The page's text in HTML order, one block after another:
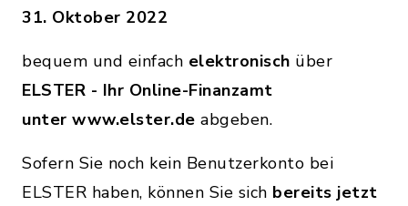
31. Oktober 2022
bequem und einfach elektronisch über
ELSTER - Ihr Online-Finanzamt
unter www.elster.de abgeben.
Sofern Sie noch kein Benutzerkonto bei
ELSTER haben, können Sie sich bereits jetzt